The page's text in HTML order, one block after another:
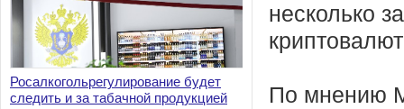
Росалкогольрегулирование будет
следить и за табачной продукцией
несколько
По мнению